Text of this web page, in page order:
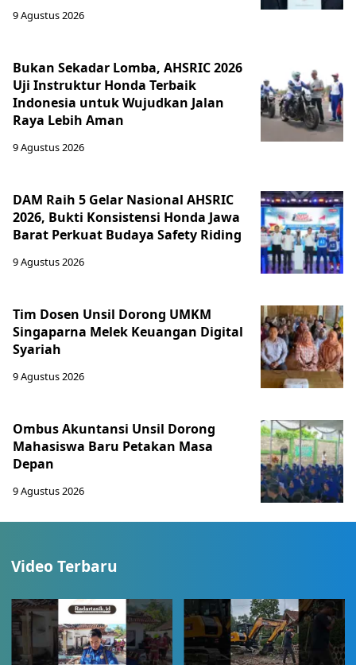
9 Agustus 2026
Bukan Sekadar Lomba, AHSRIC 2026
Uji Instruktur Honda Terbaik
Indonesia untuk Wujudkan Jalan
Raya Lebih Aman
9 Agustus 2026
DAM Raih 5 Gelar Nasional AHSRIC
2026, Bukti Konsistensi Honda Jawa
Barat Perkuat Budaya Safety Riding
9 Agustus 2026
Tim Dosen Unsil Dorong UMKM
Singaparna Melek Keuangan Digital
Syariah
9 Agustus 2026
Ombus Akuntansi Unsil Dorong
Mahasiswa Baru Petakan Masa
Depan
9 Agustus 2026
Video Terbaru